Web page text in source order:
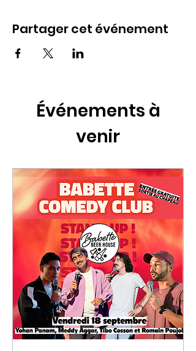
Partager cet événement
Événements à
venir